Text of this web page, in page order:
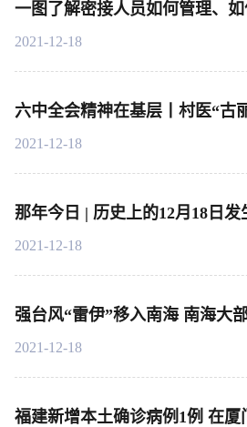
一图了解密接人员如何管理、如
2021-12-18
六中全会精神在基层丨村医“古
2021-12-18
那年今日 | 历史上的12月18日发
2021-12-18
强台风“雷伊”
2021-12-18
福建新增本土确诊病例1例 在厦